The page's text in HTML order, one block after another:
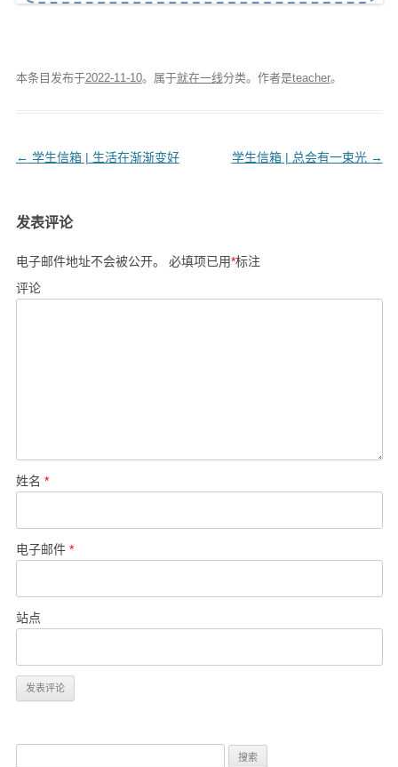
本条目发布于2022-11-10。属于就在一线分类。 作者是teacher。
文
航
← 学生信箱 | 生活在渐渐变好 学生信箱 | 总会有一束光 →
发表评论
电子邮件地址不会被公开。 必填项已用*标注
评论
姓名 *
电子邮件 *
站点